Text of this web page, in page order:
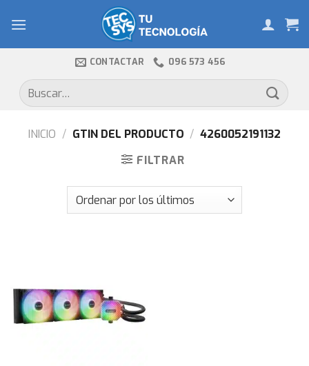
CONTACTAR 096 573 456
Buscar
por:
INICIO / GTIN DEL PRODUCTO / 4260052191132
FILTRAR